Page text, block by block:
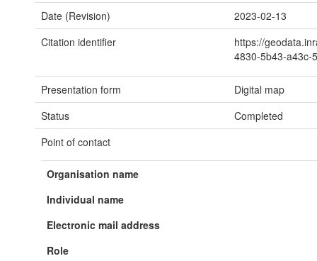
Date (Revision)
2023-02-13
Citation identifier
https://
4830-5b43-a43c-
Presentation form
Digital map
Status
Completed
Point of contact
Organisation name
Individual name
Electronic mail address
Role